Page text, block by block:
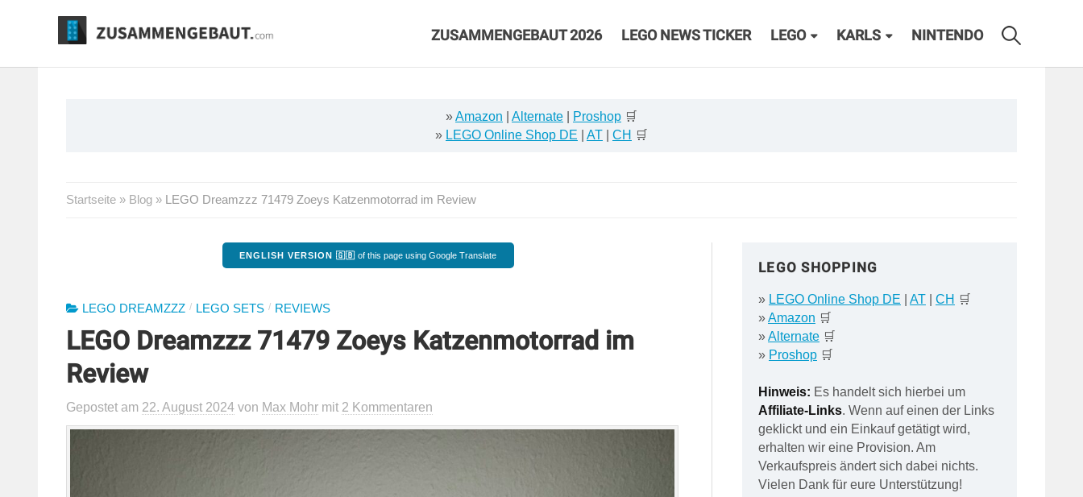
ZUSAMMENGEBAUT 2026 LEGO NEWS TICKER LEGO KARLS NINTENDO
»Amazon Alternate Proshop 🛒
» LEGO Online Shop DE AT CH 🛒
Startseite » Blog » LEGO Dreamzzz 71479 Zoeys Katzenmotorrad im Review
ENGLISH VERSION 🇬🇧 of this page using Google Translate
LEGO DREAMZZZ / LEGO SETS / REVIEWS
LEGO Dreamzzz 71479 Zoeys Katzenmotorrad im
Review
Gepostet am 22. August 2024 von Max Mohr mit 2 Kommentaren
LEGO SHOPPING
» LEGO Online Shop DE AT| CH 🛒
»Amazon 🛒
»Alternate🛒
» Proshop🛒
Hinweis: Es handelt sich hierbei um
Affiliate-Links. Wenn auf einen der Links
geklickt und ein Einkauf getätigt wird,
erhalten wir eine Provision. Am
Verkaufspreis ändert sich dabei nichts.
Vielen Dank für eure Unterstützung!